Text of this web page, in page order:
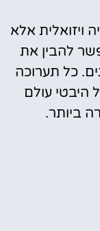
ויזואלית אלא
להבין את
כל תערוכה
היבטי עולם
ביותר.